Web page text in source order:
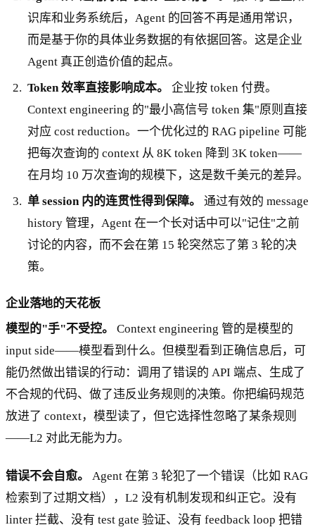
识库和业务系统后，Agent 的回答不再是通用常识，
而是基于你的具体业务数据的有依据回答。这是企业
Agent 真正创造价值的起点。
Token 效率直接影响成本。
企业按 token 付费。
Context engineering 的"最小高信号 token 集"原则直接
对应 cost reduction。一个优化过的 RAG pipeline 可能
把每次查询的 context 从 8K token 降到 3K token——
在月均 10 万次查询的规模下，这是数千美元的差异。
单 session 内的连贯性得到保障。
通过有效的 message
history 管理，Agent 在一个长对话中可以"记住"之前
讨论的内容，而不会在第 15 轮突然忘了第 3 轮的决
策。
企业落地的天花板
模型的"手"不受控。
Context engineering 管的是模型的
input side——模型看到什么。但模型看到正确信息后，可
能仍然做出错误的行动：调用了错误的 API 端点、生成了
不合规的代码、做了违反业务规则的决策。你把编码规范
放进了 context，模型读了，但它选择性忽略了某条规则
——L2 对此无能为力。
错误不会自愈。
Agent 在第 3 轮犯了一个错误（比如 RAG
检索到了过期文档），L2 没有机制发现和纠正它。没有
linter 拦截、没有 test gate 验证、没有 feedback loop 把错